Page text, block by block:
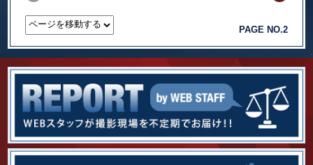
PAGE NO.2